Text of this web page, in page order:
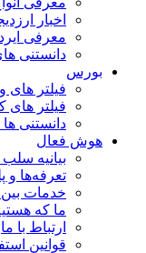
اخبار
معرفی
دانستنی
بورس
فیلتر های
فیلتر های
دانستنی
هوش فعال
بیانیه
تعرفه‌ها و
خدمات بین
ما که
ارتباط با ما
قوانین